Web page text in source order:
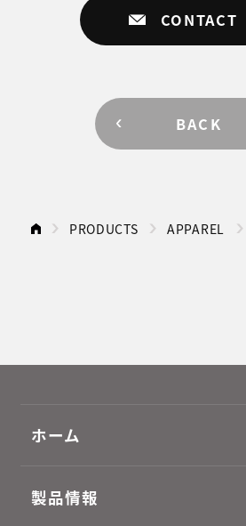
CONTACT
BACK
PRODUCTS APPAREL
ホーム
製品情報